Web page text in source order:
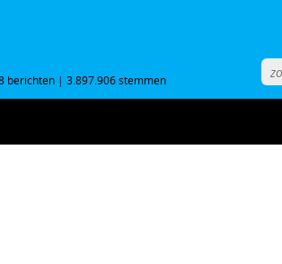
berichten | 3.897.906 stemmen